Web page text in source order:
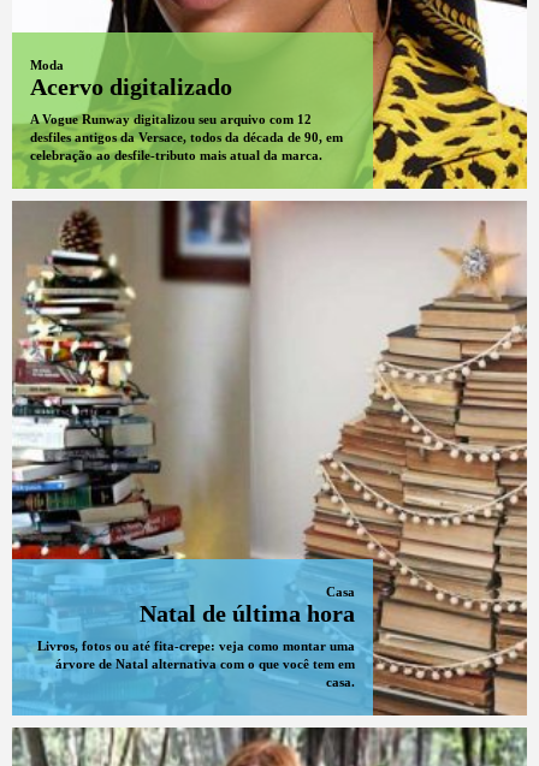
Moda
Acervo digitalizado
A Vogue Runway digitalizou seu arquivo com 12
desfiles antigos da Versace, todos da década de 90, em
celebração ao desfile-tributo mais atual da marca.
Casa
Natal de última hora
Livros, fotos ou até fita-crepe: veja como montar uma
árvore de Natal alternativa com o que você tem em
casa.